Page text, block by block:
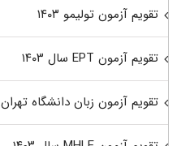
تقویم آزمون تولیمو ۱۴۰۳
تقویم آزمون EPT سال ۱۴۰۳
تقویم آزمون زبان دانشگاه تهران ۱۴۰۳